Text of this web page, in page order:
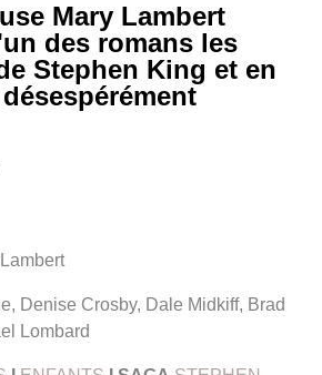
Mary Lambert
des romans les
Stephen King et en
Denise Crosby, Dale Midkiff, Brad
Lombard